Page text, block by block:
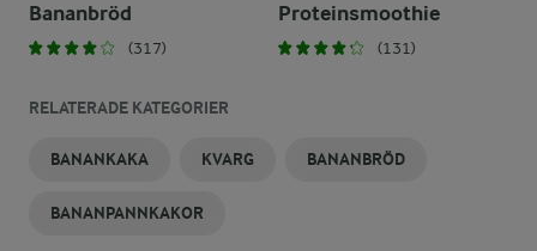
Bananbröd
(317)
Proteinsmoothie
(131)
RELATERADE KATEGORIER
BANANKAKA KVARG BANANBRÖD
BANANPANNKAKOR